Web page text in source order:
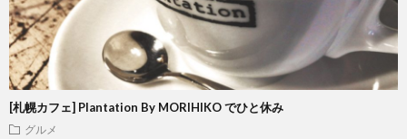
[札幌カフェ] Plantation By MORIHIKO でひと休み
グルメ